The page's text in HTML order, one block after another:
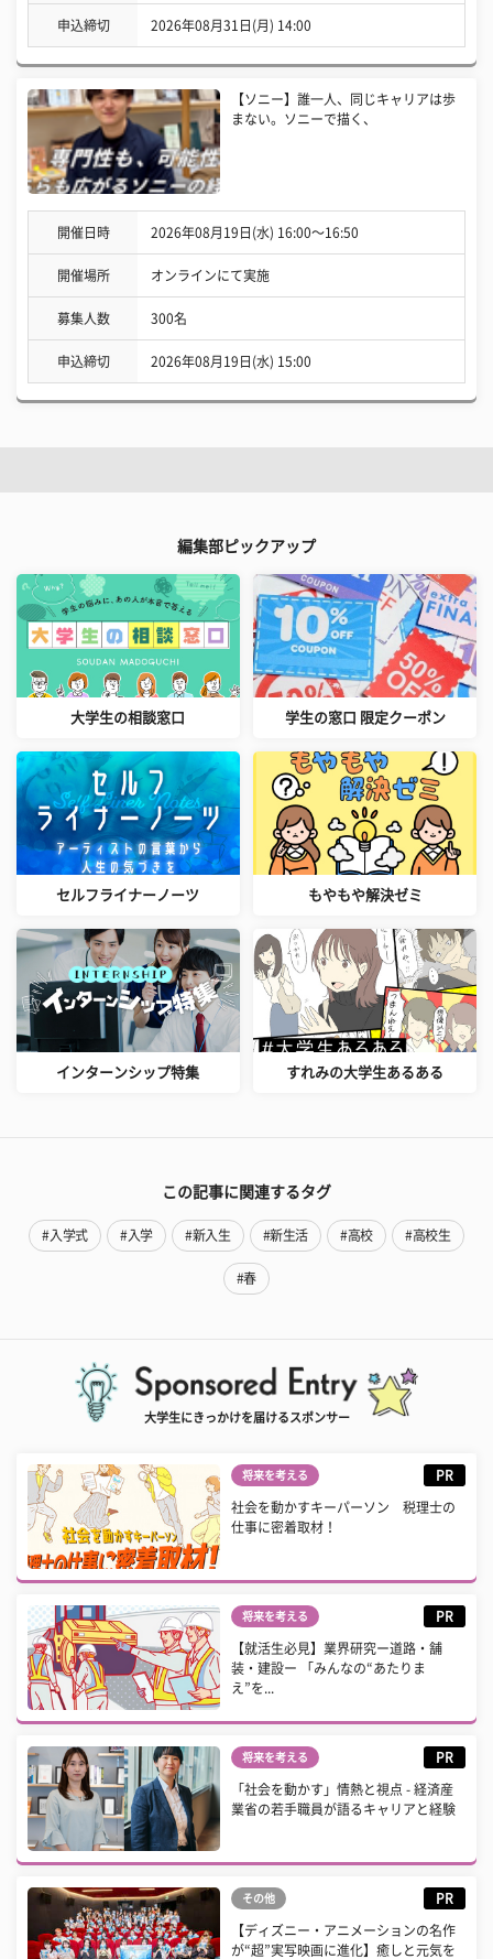
申込締切 2026年08月31日(月) 14:00
【ソニー】誰一人、同じキャリアは歩
まない。ソニーで描く、
開催日時 2026年08月19日(水) 16:00〜16:50
開催場所 オンラインにて実施
募集人数 300名
申込締切 2026年08月19日(水) 15:00
編集部ピックアップ
大学生の相談窓口 学生の窓口 限定クーポン
セルフライナーノーツ もやもや解決ゼミ
インターンシップ特集 すれみの大学生あるある
この記事に関連するタグ
#入学式 #入学 #新入生 #新生活 #高校 #高校生
#春
大学生にきっかけを届けるスポンサー
将来を考える PR
社会を動かすキーパーソン 税理士の
仕事に密着取材！
将来を考える PR
【就活生必見】業界研究ー道路・舗
装・建設ー 「みんなの“あたりま
え”を...
将来を考える PR
「社会を動かす」情熱と視点 - 経済産
業省の若手職員が語るキャリアと経験
その他 PR
【ディズニー・アニメーションの名作
が“超”実写映画に進化】癒しと元気を